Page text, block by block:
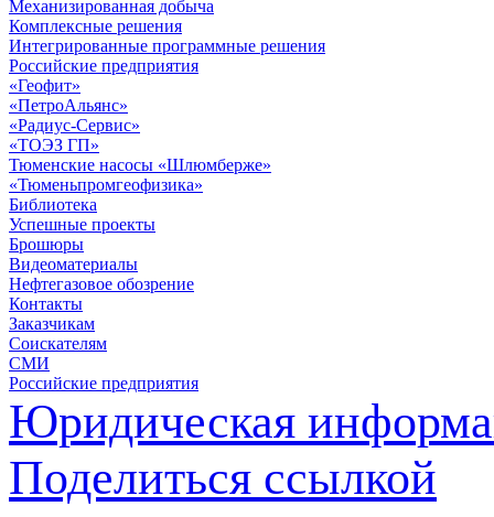
Механизированная добыча
Комплексные решения
Интегрированные программные решения
Российские предприятия
«Геофит»
«ПетроАльянс»
«Радиус-Сервис»
«ТОЭЗ ГП»
Тюменские насосы «Шлюмберже»
«Тюменьпромгеофизика»
Библиотека
Успешные проекты
Брошюры
Видеоматериалы
Нефтегазовое обозрение
Контакты
Заказчикам
Соискателям
СМИ
Российские предприятия
Юридическая
Поделиться ссылкой